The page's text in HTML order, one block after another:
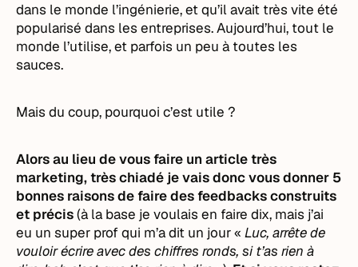
dans le monde l’ingénierie, et qu’il avait très vite été
popularisé dans les entreprises. Aujourd’hui, tout le
monde l’utilise, et parfois un peu à toutes les
sauces.
Mais du coup, pourquoi c’est utile ?
Alors au lieu de vous faire un article très
marketing, très chiadé je vais donc vous donner 5
bonnes raisons de faire des feedbacks construits
et précis(à la base je voulais en faire dix, mais j’ai
eu un super prof qui m’a dit un jour «Luc, arrête de
vouloir écrire avec des chiffres ronds, si t’as rien à